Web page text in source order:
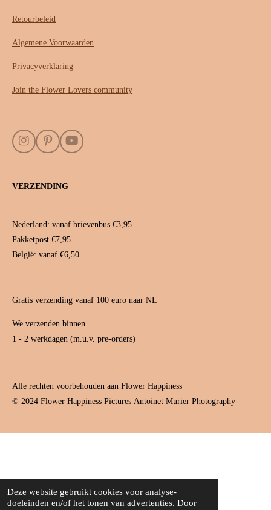
Deze website gebruikt cookies voor analyse-
doeleinden en/of het tonen van advertenties. Door
Retourbeleid
Algemene Voorwaarden
Privacyverklaring
Join the Flower Lovers community
I
a
a
P
e
s
Y
VERZENDING
Nederland: vanaf brievenbus €3,95
Pakketpost €7,95
België: vanaf €6,50
Gratis verzending vanaf 100 euro naar NL
We verzenden binnen
1 - 2 werkdagen (m.u.v. pre-orders)
Alle rechten voorbehouden aan Flower Happiness
© 2024 Flower Happiness Pictures Antoinet Murier Photography